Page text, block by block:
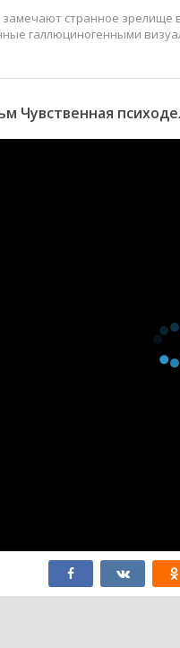
странное зрелище
галлюциногенными
Чувственная